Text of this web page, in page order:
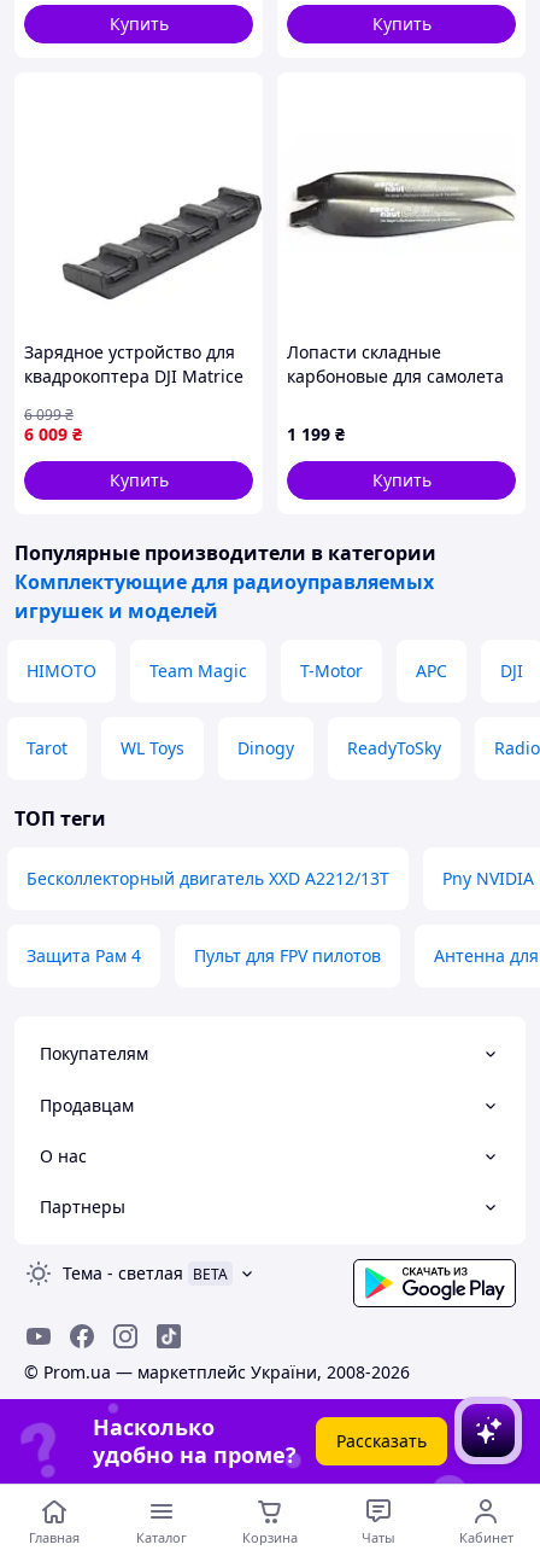
gimbals
Купить Купить
Зарядное устройство для
квадрокоптера DJI Matrice
(CP.EN.00000555.01)
6 009 ₴
6 099₴
Купить
Лопасти складные
карбоновые для самолета
20х10 (723242)
1 199 ₴
Купить
Популярные производители в категории
Комплектующие для радиоуправляемых
игрушек и моделей
HIMOTO Team Magic T-Motor APC DJI
Tarot WL Toys Dinogy ReadyToSky
ТОП теги
Бесколлекторный двигатель XXD A2212/13T Pny NVIDIA
Защита Рам 4 Пульт для FPV пилотов Антенна
Покупателям
Продавцам
О нас
Партнеры
Тема - светлая BETA
© Prom.ua — маркетплейс України, 2008-2026
Насколько
удобно на проме?
Рассказать
Главная Каталог Корзина Чаты Кабинет